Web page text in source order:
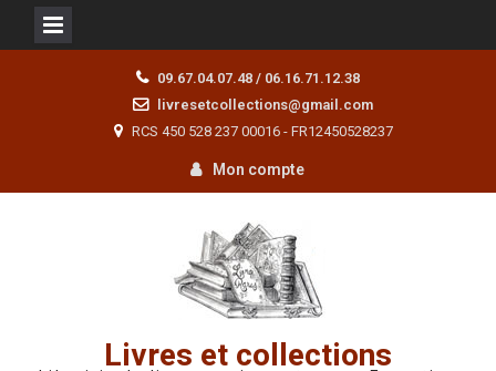
09.67.04.07.48 / 06.16.71.12.38
livresetcollections@gmail.com
RCS 450 528 237 00016 - FR12450528237
Mon compte
Livres et collections